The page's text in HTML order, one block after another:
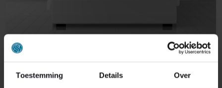
Toestemming Details Over
VLAKKE BOXSPRINGS